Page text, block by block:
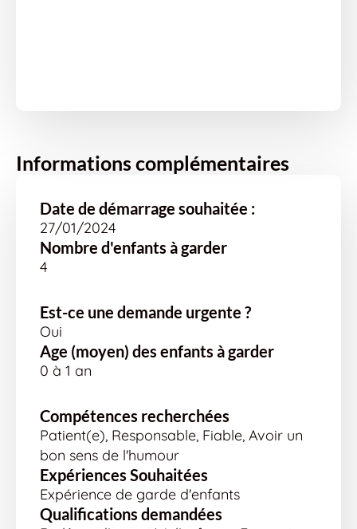
Informations complémentaires
Date de démarrage souhaitée :
27/01/2024
Nombre d'enfants à garder
4
Est-ce une demande urgente ?
Oui
Age (moyen) des enfants à garder
0 à 1 an
Compétences recherchées
Patient(e), Responsable, Fiable, Avoir un
bon sens de l'humour
Expériences Souhaitées
Expérience de garde d'enfants
Qualifications demandées